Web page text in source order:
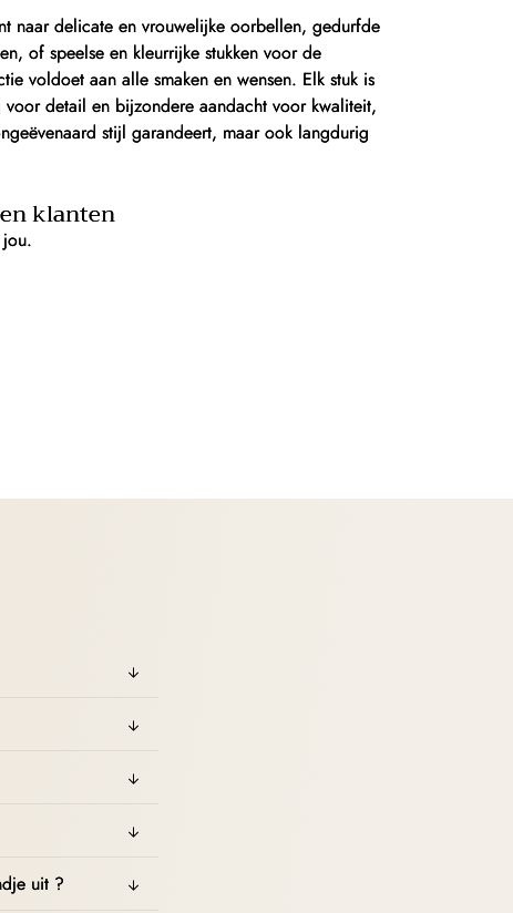
naar delicate en vrouwelijke oorbellen, gedurfde
of speelse en kleurrijke stukken voor de
voldoet aan alle smaken en wensen. Elk stuk is
detail en bijzondere aandacht voor kwaliteit,
stijl garandeert, maar ook langdurig
klanten
uit ?